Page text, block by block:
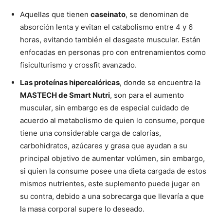
Aquellas que tienen caseinato, se denominan de
absorción lenta y evitan el catabolismo entre 4 y 6
horas, evitando también el desgaste muscular. Están
enfocadas en personas pro con entrenamientos como
fisiculturismo y crossfit avanzado.
Las proteínas hipercalóricas, donde se encuentra la
MASTECH de Smart Nutri, son para el aumento
muscular, sin embargo es de especial cuidado de
acuerdo al metabolismo de quien lo consume, porque
tiene una considerable carga de calorías,
carbohidratos, azúcares y grasa que ayudan a su
principal objetivo de aumentar volúmen, sin embargo,
si quien la consume posee una dieta cargada de estos
mismos nutrientes, este suplemento puede jugar en
su contra, debido a una sobrecarga que llevaría a que
la masa corporal supere lo deseado.